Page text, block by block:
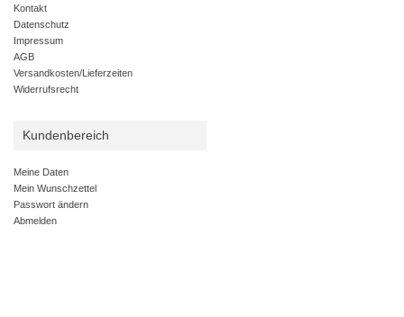
Kontakt
Datenschutz
Impressum
AGB
Versandkosten/Lieferzeiten
Widerrufsrecht
Kundenbereich
Meine Daten
Mein Wunschzettel
Passwort ändern
Abmelden